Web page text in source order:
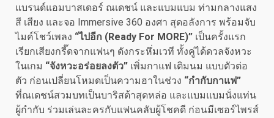
แบรนด์แอมบาสเดอร์ ณเดชน์ และแบมแบม ท่ามกลางแสง
สี เสียง และจอ Immersive 360 องศา สุดอลังการ พร้อมจับ
ไมค์โชว์เพลง “ไปอีก (Ready For MORE)” เป็นครั้งแรก
เรียกเสียงกรี๊ดจากแฟนๆ ดังกระหึ่มเวที ทั้งคู่ได้ดวลจังหวะ
ในเกม “จังหวะอร่อยลงตัว” เพิ่มกาแฟ เติมนม แบบตัวต่อ
ตัว ก่อนเปลี่ยนโหมดเป็นความฮาในช่วง “กำกับกาแฟ”
ที่ณเดชน์สวมบทเป็นบาริสต้าสุดหล่อ และแบมแบมนั่งแท่น
ผู้กำกับ ร่วมเล่นละครกับแฟนคลับผู้โชคดี ก่อนมีเซอร์ไพรส์